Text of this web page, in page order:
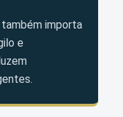
importa
e